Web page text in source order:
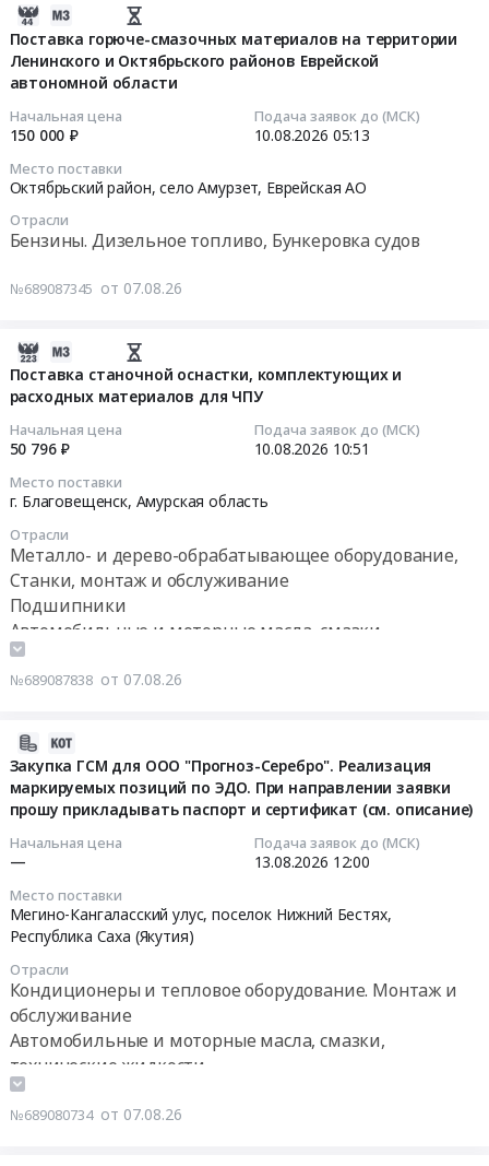
Поставка горюче-смазочных материалов на территории
Ленинского и Октябрьского районов Еврейской
автономной области
Начальная цена
150 000 ₽
Подача заявок до (МСК)
10.08.2026 05:13
Место поставки
Октябрьский район, село Амурзет, Еврейская АО
Отрасли
Бензины. Дизельное топливо, Бункеровка судов
№689087345 от 07.08.26
Поставка станочной оснастки, комплектующих и
расходных материалов для ЧПУ
Начальная цена
50 796 ₽
Подача заявок до (МСК)
10.08.2026 10:51
Место поставки
г. Благовещенск, Амурская область
Отрасли
Металло- и дерево-обрабатывающее оборудование,
Станки, монтаж и обслуживание
Подшипники
Автомобильные и моторные масла, смазки,
технические жидкости
Промышленные резервуары и ёмкости, ремонт и
№689087838 от 07.08.26
Закупка ГСМ для ООО "Прогноз-Серебро". Реализация
маркируемых позиций по ЭДО. При направлении заявки
прошу прикладывать паспорт и сертификат (см. описание)
Начальная цена
—
Подача заявок до (МСК)
13.08.2026 12:00
Место поставки
Мегино-Кангаласский улус, поселок Нижний Бестях,
Республика Саха (Якутия)
Отрасли
Кондиционеры и тепловое оборудование. Монтаж и
обслуживание
Автомобильные и моторные масла, смазки,
технические жидкости
Трансформаторные и прочие технические масла и
смазки
№689080734 от 07.08.26